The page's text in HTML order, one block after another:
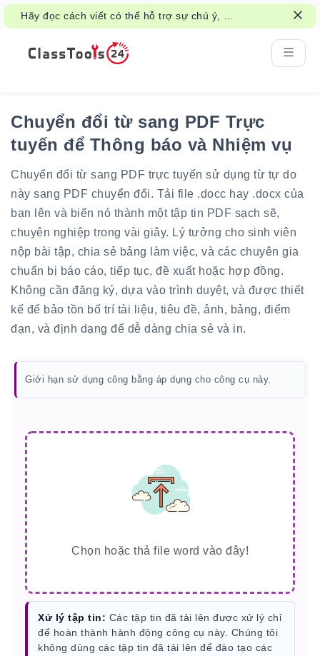
Hãy đọc cách viết có thể hỗ trợ sự chú ý, trí
nhớ và việc học hỏi.
Chuyển đổi từ sang PDF Trực
tuyến để Thông báo và Nhiệm vụ
Chuyển đổi từ sang PDF trực tuyến sử dụng từ tự do
này sang PDF chuyển đổi. Tải file .docc hay .docx của
bạn lên và biến nó thành một tập tin PDF sạch sẽ,
chuyên nghiệp trong vài giây. Lý tưởng cho sinh viên
nộp bài tập, chia sẻ bảng làm việc, và các chuyên gia
chuẩn bị báo cáo, tiếp tục, đề xuất hoặc hợp đồng.
Không cần đăng ký, dựa vào trình duyệt, và được thiết
kế để bảo tồn bố trí tài liệu, tiêu đề, ảnh, bảng, điểm
đạn, và định dạng để dễ dàng chia sẻ và in.
Giới hạn sử dụng công bằng áp dụng cho công cụ này.
Chọn hoặc thả file word vào đây!
Xử lý tập tin: Các tập tin đã tải lên được xử lý chỉ
để hoàn thành hành động công cụ này. Chúng tôi
không dùng các tập tin đã tải lên để đào tạo các